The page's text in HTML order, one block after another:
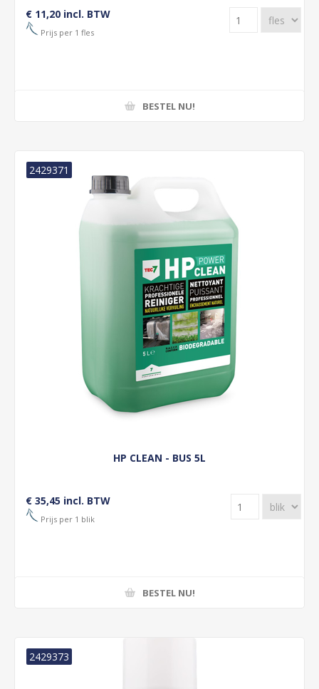
€ 11,20 incl. BTW
Prijs per 1 fles
BESTEL NU!
HP CLEAN - BUS 5L
2429371
€ 35,45 incl. BTW
Prijs per 1 blik
BESTEL NU!
2429373